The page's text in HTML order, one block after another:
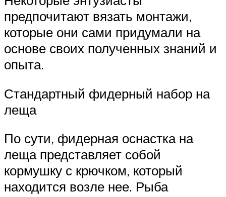
предпочитают вязать монтажи,
которые они сами придумали на
основе своих полученных знаний и
опыта.
Стандартный фидерный набор на
леща
По сути, фидерная оснастка на
леща представляет собой
кормушку с крючком, который
находится возле нее. Рыба